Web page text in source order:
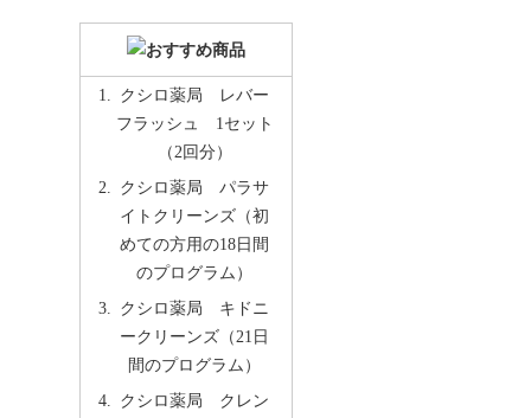
クシロ薬局 レバー
フラッシュ 1セット
（2回分）
クシロ薬局 パラサ
イトクリーンズ（初
めての方用の18日間
のプログラム）
クシロ薬局 キドニ
ークリーンズ（21日
間のプログラム）
クシロ薬局 クレン